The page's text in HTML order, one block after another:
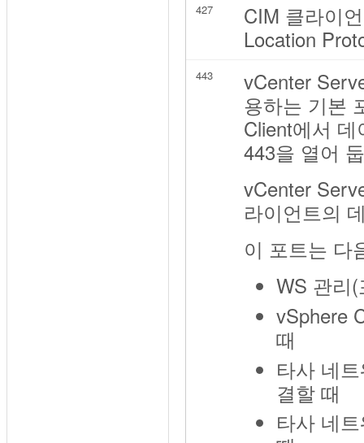
427
CIM 클라이
Location
443
vCenter
용하는 기본
Client에서
443을 열어
vCenter
라이언트의
이 포트는 다
WS 관리
vSphere
때
타사 네
결할 때
타사 네